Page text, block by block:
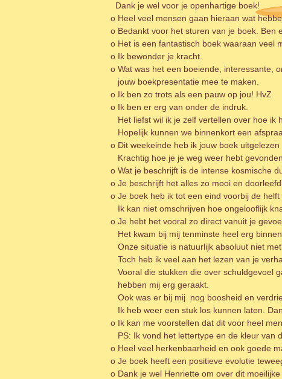
Dank je wel voor je openhartige boek!
o Heel veel mensen gaan hieraan wat
o Bedankt voor het sturen van je boek. Ben
o Het is een fantastisch boek waaraan veel
o Ik bewonder je kracht.
o Wat was het een boeiende, interessante,
jouw boekpresentatie mee te maken.
o Ik ben zo trots als een pauw op jou! HvZ
o Ik ben er erg van onder de indruk.
Het liefst wil ik je zelf vertellen over hoe ik
Hopelijk kunnen we binnenkort een
o Dit weekeinde heb ik jouw boek
Krachtig hoe je je weg weer hebt
o Wat je beschrijft is de intense kosmische
o Je beschrijft het alles zo mooi en
o Je boek heb ik tot een eind voorbij de helft
Ik kan niet omschrijven hoe ongelooflijk
o Je hebt het vooral zo direct vanuit je
Het kwam bij mij tenminste heel erg binnen.
Onze situatie is natuurlijk absoluut niet
Toch heb ik veel aan het lezen van je
Vooral die stukken die over schuldgevoel
hebben mij erg geraakt.
Ook was er bij mij nog boosheid en
Ik heb weer een stuk los kunnen laten.
o Ik kan me voorstellen dat dit voor heel
PS: Ik vond het lettertype en de kleur van
o Heel veel herkenbaarheid en ook goede
o Je boek heeft een positieve evolutie
o Dank je wel Henriette om over dit